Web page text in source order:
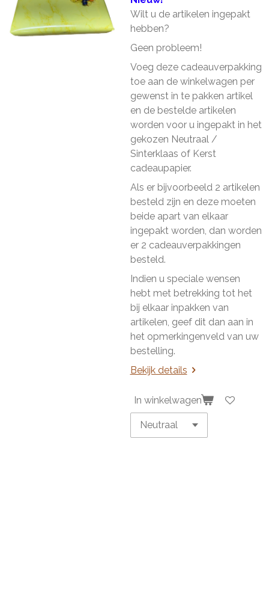
Wilt u de artikelen ingepakt
hebben?
Geen probleem!
Voeg deze cadeauverpakking
toe aan de winkelwagen per
gewenst in te pakken artikel
en de bestelde artikelen
worden voor u ingepakt in het
gekozen Neutraal /
Sinterklaas of Kerst
cadeaupapier.
Als er bijvoorbeeld 2 artikelen
besteld zijn en deze moeten
beide apart van elkaar
ingepakt worden, dan worden
er 2 cadeauverpakkingen
besteld.
Indien u speciale wensen
hebt met betrekking tot het
bij elkaar inpakken van
artikelen, geef dit dan aan in
het opmerkingenveld van uw
bestelling.
Bekijk details
In winkelwagen